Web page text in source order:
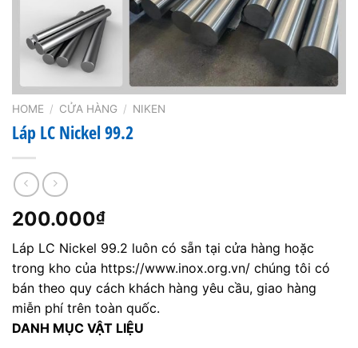
HOME / CỬA HÀNG / NIKEN
Láp LC Nickel 99.2
200.000₫
Láp LC Nickel 99.2 luôn có sẵn tại cửa hàng hoặc
trong kho của https://www.inox.org.vn/ chúng tôi có
bán theo quy cách khách hàng yêu cầu, giao hàng
miễn phí trên toàn quốc.
DANH MỤC VẬT LIỆU